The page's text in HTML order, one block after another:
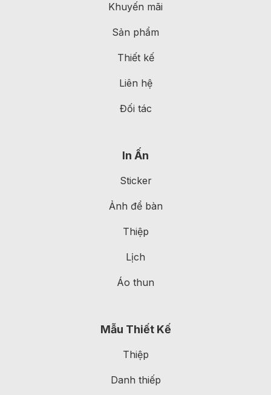
Khuyến mãi
Sản phẩm
Thiết kế
Liên hệ
Đối tác
In Ấn
Sticker
Ảnh để bàn
Thiệp
Lịch
Áo thun
Mẫu Thiết Kế
Thiệp
Danh thiếp